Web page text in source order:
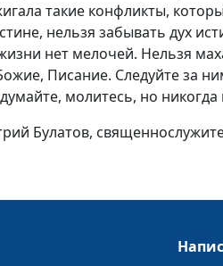
такие конфликты,
нельзя забывать дух
нет мелочей. Нельзя
Писание. Следуйте за
молитесь, но
Булатов,